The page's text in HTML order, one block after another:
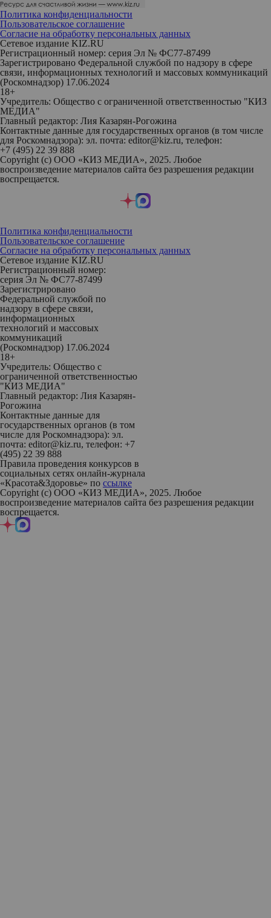
Политика конфиденциальности
Пользовательское соглашение
Согласие на обработку персональных данных
Сетевое издание KIZ.RU
Регистрационный номер: серия Эл № ФС77-87499
Зарегистрировано Федеральной службой по надзору в сфере
связи, информационных технологий и массовых коммуникаций
(Роскомнадзор) 17.06.2024
18+
Учредитель: Общество с ограниченной ответственностью "КИЗ
МЕДИА"
Главный редактор: Лия Казарян-Рогожина
Контактные данные для государственных органов (в том числе
для Роскомнадзора): эл. почта: editor@kiz.ru, телефон:
+7 (495) 22 39 888
Copyright (с) ООО «КИЗ МЕДИА», 2025. Любое
воспроизведение материалов сайта без разрешения редакции
воспрещается.
Политика конфиденциальности
Пользовательское соглашение
Согласие на обработку персональных данных
Сетевое издание KIZ.RU
Регистрационный номер:
серия Эл № ФС77-87499
Зарегистрировано
Федеральной службой по
надзору в сфере связи,
информационных
технологий и массовых
коммуникаций
(Роскомнадзор) 17.06.2024
18+
Учредитель: Общество с
ограниченной ответственностью
"КИЗ МЕДИА"
Главный редактор: Лия Казарян-
Рогожина
Контактные данные для
государственных органов (в том
числе для Роскомнадзора): эл.
почта: editor@kiz.ru, телефон: +7
(495) 22 39 888
Правила проведения конкурсов в
социальных сетях онлайн-журнала
«Красота&Здоровье» по ссылке
Copyright (с) ООО «КИЗ МЕДИА», 2025. Любое
воспроизведение материалов сайта без разрешения редакции
воспрещается.